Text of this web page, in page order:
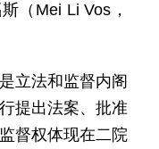
（Mei Li Vos，
立法和监督内阁
提出法案、批准
督权体现在二院